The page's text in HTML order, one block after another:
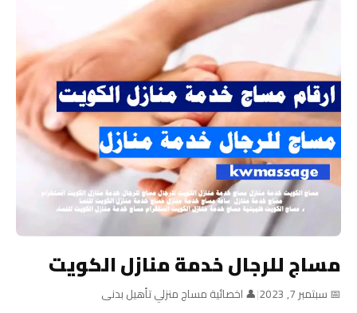
مساج للرجال خدمة منازل الكويت
📅 سبتمبر 7, 2023 |👤 اخصائية مساج منزلي تأهيل بدنى